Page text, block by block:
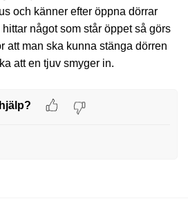
och känner efter öppna dörrar
något som står öppet så görs
att man ska kunna stänga dörren
att en tjuv smyger in.